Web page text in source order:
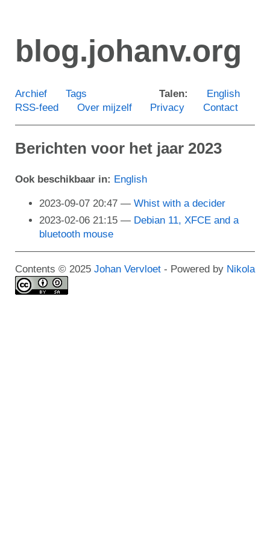
naar
de
blog.johanv.org
Talen: English
Archief
Tags
RSS-feed
Over mijzelf Privacy Contact
Berichten voor het jaar 2023
Ook beschikbaar in: English
2023-09-07 20:47
Whist with a decider
2023-02-06 21:15
Debian 11, XFCE and a
bluetooth mouse
Contents © 2025 Johan Vervloet - Powered by Nikola